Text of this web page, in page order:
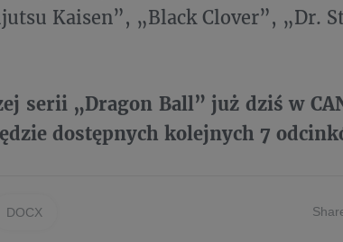
Kaisen”, „Black Clover”, „Dr.
serii „Dragon Ball” już dziś w
dostępnych kolejnych 7
DOCX